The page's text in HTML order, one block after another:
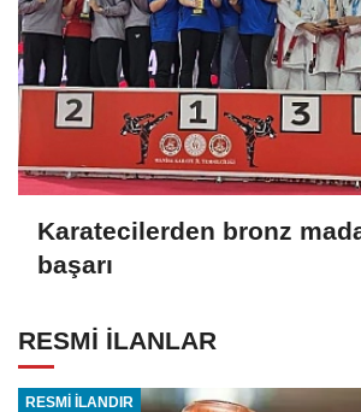
Karatecilerden bronz
başarı
RESMİ İLANLAR
RESMİ İLANDIR